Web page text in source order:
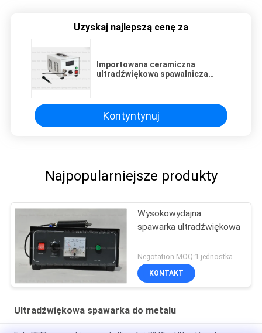
Uzyskaj najlepszą cenę za
Importowana ceramiczna
ultradźwiękowa spawalnicza
kHz
Kontyntynuj
Najpopularniejsze produkty
Wysokowydajna
spawarka ultradźwiękowa
Negotation MOQ:1 jednostka
KONTAKT
Ultradźwiękowa spawarka do metalu